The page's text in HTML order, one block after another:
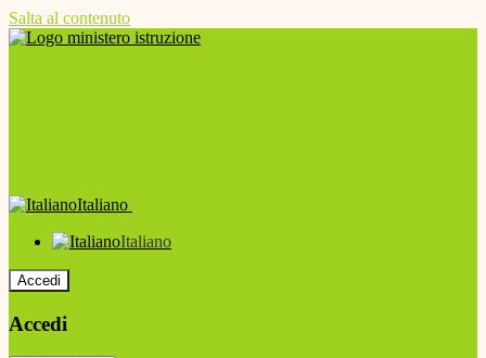
Salta al contenuto
Italiano
Italiano
Accedi
Accedi